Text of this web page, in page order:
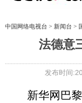
中国网络电视台 > 新闻台 >
法德意
发布时间
新华网巴黎